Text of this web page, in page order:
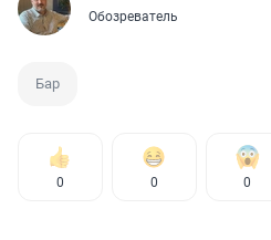
Обозреватель
Бар
0 0 0